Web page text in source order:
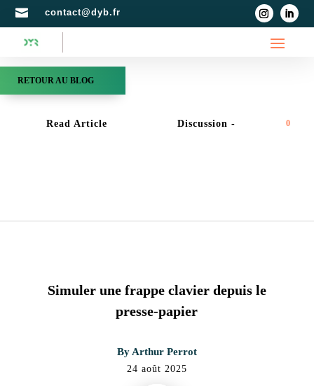
 contact@dyb.fr
RETOUR AU BLOG
Read Article Discussion - 0
Simuler une frappe clavier depuis le
presse-papier
By Arthur Perrot
24 août 2025